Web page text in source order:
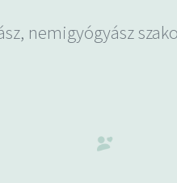
nemigyógyász